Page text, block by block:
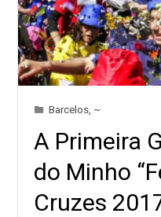
Barcelos ~
A Primeira
do Minho
Cruzes